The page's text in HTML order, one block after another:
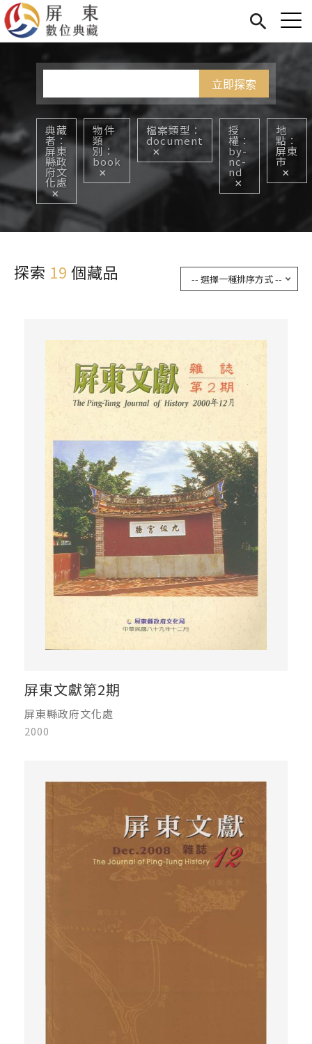
關於我們
Jump to Main content
您在這裡
典藏
者
屏東
縣政
府文
化處
物件
類
別
book
檔案類型
document
授
權
by-
nc-
nd
地
點
屏東
市
探索 19 個藏品
屏東文獻第2期
屏東縣政府文化處
2000